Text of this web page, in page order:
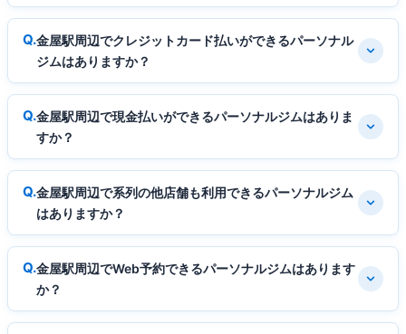
金屋駅周辺でクレジットカード払いができるパーソナル
ジムはありますか？
金屋駅周辺で現金払いができるパーソナルジムはありま
すか？
金屋駅周辺で系列の他店舗も利用できるパーソナルジム
はありますか？
金屋駅周辺でWeb予約できるパーソナルジムはあります
か？